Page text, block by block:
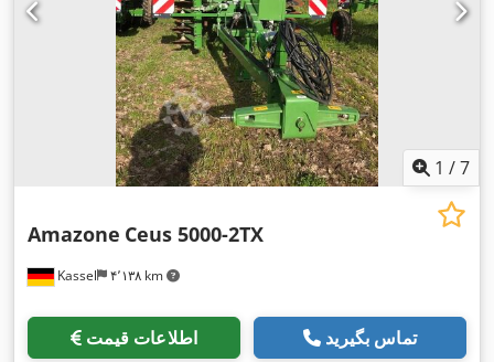
1 /7
Kassel ۴٬۱۳۸ km
Amazone Ceus 5000-2TX
اطلاعات قیمت تماس بگیرید